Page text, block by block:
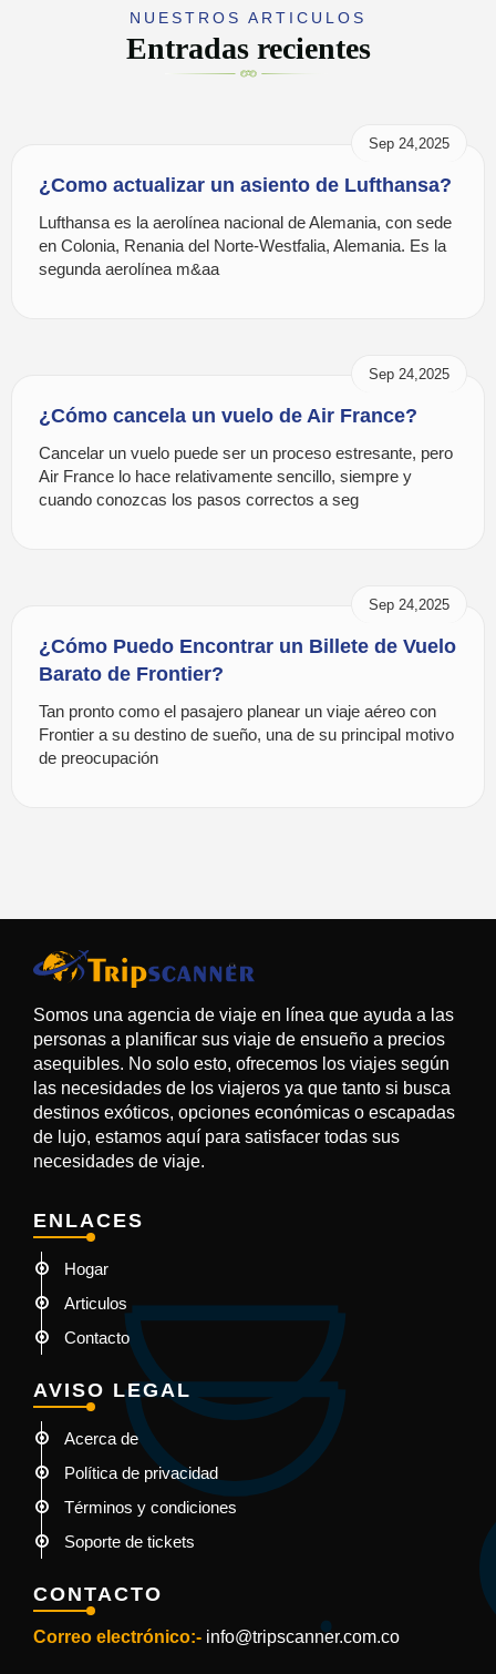
NUESTROS ARTICULOS
Entradas recientes
Sep 24,2025
¿Como actualizar un asiento de Lufthansa?
Lufthansa es la aerolínea nacional de Alemania, con sede
en Colonia, Renania del Norte-Westfalia, Alemania. Es la
segunda aerolínea m&aa
Sep 24,2025
¿Cómo cancela un vuelo de Air France?
Cancelar un vuelo puede ser un proceso estresante, pero
Air France lo hace relativamente sencillo, siempre y
cuando conozcas los pasos correctos a seg
Sep 24,2025
¿Cómo Puedo Encontrar un Billete de Vuelo
Barato de Frontier?
Tan pronto como el pasajero planear un viaje aéreo con
Frontier a su destino de sueño, una de su principal motivo
de preocupación
Somos una agencia de viaje en línea que ayuda a las
personas a planificar sus viaje de ensueño a precios
asequibles. No solo esto, ofrecemos los viajes según
las necesidades de los viajeros ya que tanto si busca
destinos exóticos, opciones económicas o escapadas
de lujo, estamos aquí para satisfacer todas sus
necesidades de viaje.
ENLACES
Hogar
Articulos
Contacto
AVISO LEGAL
Acerca de
Política de privacidad
Términos y condiciones
Soporte de tickets
CONTACTO
Correo electrónico:- info@tripscanner.com.co